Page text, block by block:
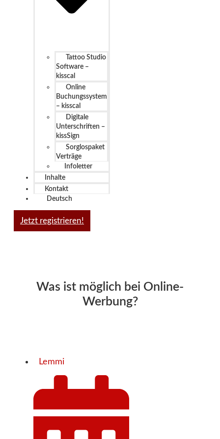
Tattoo Studio
Software –
kisscal
Online
Buchungssystem
– kisscal
Digitale
Unterschriften –
kissSign
Sorglospaket
Verträge
Infoletter
Inhalte
Kontakt
Deutsch
Jetzt registrieren!
Was ist möglich bei Online-
Werbung?
Lemmi